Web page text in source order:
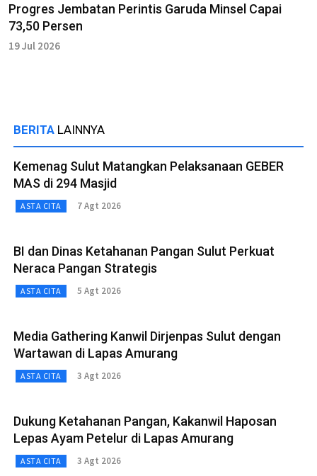
Progres Jembatan Perintis Garuda Minsel Capai
73,50 Persen
19 Jul 2026
BERITA LAINNYA
Kemenag Sulut Matangkan Pelaksanaan GEBER
MAS di 294 Masjid
ASTA CITA 7 Agt 2026
BI dan Dinas Ketahanan Pangan Sulut Perkuat
Neraca Pangan Strategis
ASTA CITA 5 Agt 2026
Media Gathering Kanwil Dirjenpas Sulut dengan
Wartawan di Lapas Amurang
ASTA CITA 3 Agt 2026
Dukung Ketahanan Pangan, Kakanwil Haposan
Lepas Ayam Petelur di Lapas Amurang
ASTA CITA 3 Agt 2026